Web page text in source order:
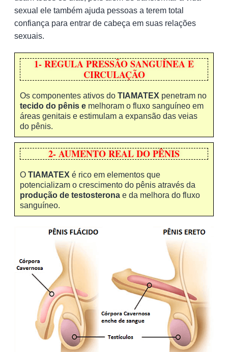
sexual ele também ajuda pessoas a terem total
confiança para entrar de cabeça em suas relações
sexuais.
1- REGULA PRESSÃO SANGUÍNEA E
CIRCULAÇÃO
Os componentes ativos do TIAMATEX penetram no
tecido do pênis e melhoram o fluxo sanguíneo em
áreas genitais e estimulam a expansão das veias
do pênis.
2- AUMENTO REAL DO PÊNIS
O TIAMATEX é rico em elementos que
potencializam o crescimento do pênis através da
produção de testosterona e da melhora do fluxo
sanguíneo.